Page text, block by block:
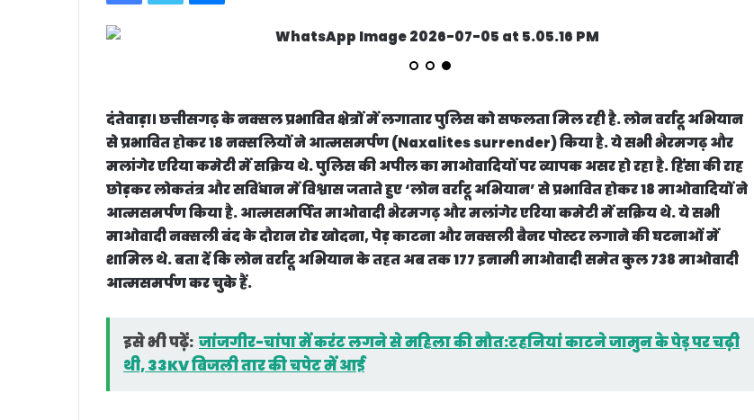
दंतेवाड़ा। छत्तीसगढ़ के नक्सल प्रभावित क्षेत्रों में लगातार पुलिस को सफलता मिल रही है. लोन वर्राटू अभियान
से प्रभावित होकर 18 नक्सलियों ने आत्मसमर्पण (Naxalites surrender) किया है. ये सभी भैरमगढ़ और
मलांगेर एरिया कमेटी में सक्रिय थे. पुलिस की अपील का माओवादियों पर व्यापक असर हो रहा है. हिंसा की राह
छोड़कर लोकतंत्र और सविंधान में विश्वास जताते हुए ‘लोन वर्राटू अभियान’ से प्रभावित होकर 18 माओवादियों ने
आत्मसमर्पण किया है. आत्मसमर्पित माओवादी भैरमगढ़ और मलांगेर एरिया कमेटी में सक्रिय थे. ये सभी
माओवादी नक्सली बंद के दौरान रोड खोदना, पेड़ काटना और नक्सली बैनर पोस्टर लगाने की घटनाओं में
शामिल थे. बता दें कि लोन वर्राटू अभियान के तहत अब तक 177 इनामी माओवादी समेत कुल 738 माओवादी
आत्मसमर्पण कर चुके हैं.
इसे भी पढ़ें: जांजगीर-चांपा में करंट लगने से महिला की मौत:टहनियां काटने जामुन के पेड़ पर चढ़ी
थी, 33KV बिजली तार की चपेट में आई